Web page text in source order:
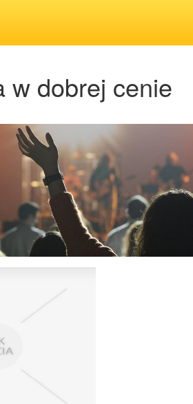
w dobrej cenie